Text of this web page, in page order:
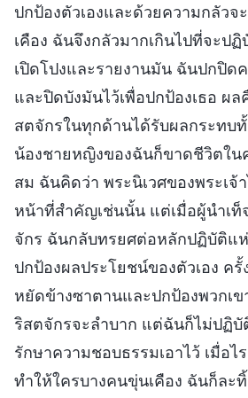
ปกป้องตัวเองและด้วยความกลัว
เคือง ฉันจึงกลัวมากเกินไปที่จะป
เปิดโปงและรายงานมัน ฉันปกปิด
และปิดบังมันไว้เพื่อปกป้องเธอ ผ
สตจักรในทุกด้านได้รับผลกระทบ
น้องชายหญิงของฉันก็ขาดชีวิตใน
สม ฉันคิดว่า พระนิเวศของพระเจ้
หน้าที่สำคัญเช่นนั้น แต่เมื่อผู้นำเท็
จักร ฉันกลับทรยศต่อหลักปฏิบัติแห่
ปกป้องผลประโยชน์ของตัวเอง ครั้
หยัดข้างซาตานและปกป้องพวกเ
ริสตจักรจะลำบาก แต่ฉันก็ไม่ปฏิบั
รักษาความชอบธรรมเอาไว้ เมื่อ
ทำให้ใครบางคนขุ่นเคือง ฉันก็ละ